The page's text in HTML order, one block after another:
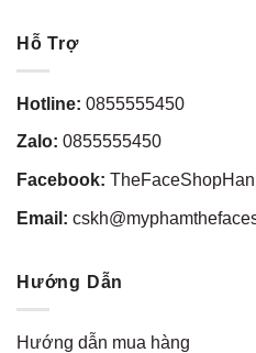
Hỗ Trợ
Hotline: 0855555450
Zalo: 0855555450
Facebook: TheFaceShopHan
Email:
Hướng Dẫn
Hướng dẫn mua hàng